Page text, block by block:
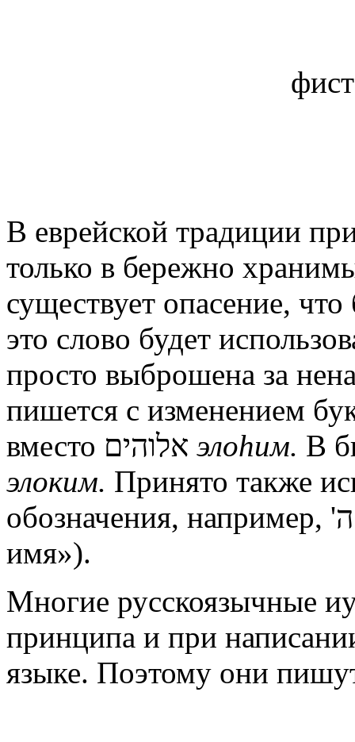
В еврейской традиции
только в бережно
существует опасение,
это слово будет
просто выброшена за
элоhим. В
элоким. Принято также
имя»).
Многие русскоязычные
принципа и при
языке. Поэтому они